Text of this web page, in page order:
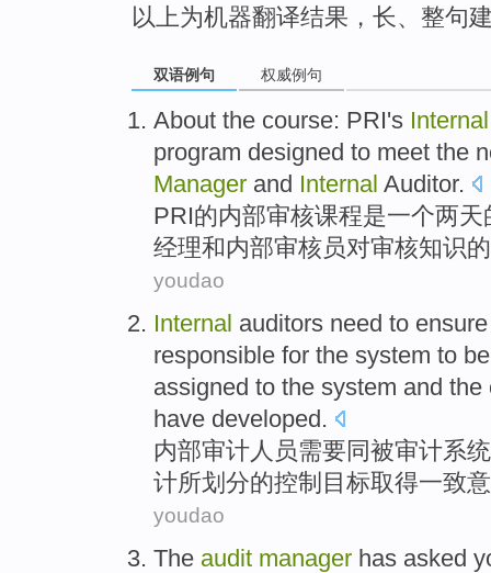
以上为机器翻译结果，长、整句
双语例句 权威例句
About the course: PRI's Internal
program designed to meet the
Manager and Internal Auditor.
PRI的内部审核课程是一个两天
经理和内部审核员对审核知识的
youdao
Internal auditors need to
responsible for the system to be
assigned to the system and the
have developed.
内部审计人员需要同被审计系统
计所划分的控制 目标取得一致
youdao
The audit manager has asked